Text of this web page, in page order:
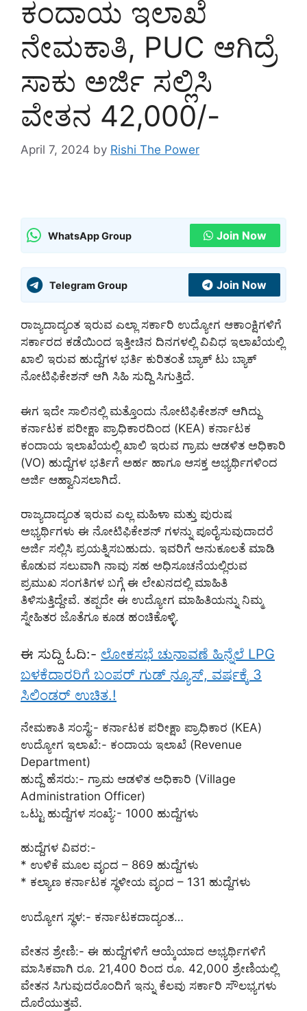
ಕಂದಾಯ ಇಲಾಖೆ
ನೇಮಕಾತಿ, PUC ಆಗಿದ್ರೆ
ಸಾಕು ಅರ್ಜಿ ಸಲ್ಲಿಸಿ
ವೇತನ 42,000/-
April 7, 2024 by Rishi The Power
WhatsApp Group Join Now
Telegram Group Join Now
ರಾಜ್ಯದಾದ್ಯಂತ ಇರುವ ಎಲ್ಲಾ ಸರ್ಕಾರಿ ಉದ್ಯೋಗ ಆಕಾಂಕ್ಷಿಗಳಿಗೆ
ಸರ್ಕಾರದ ಕಡೆಯಿಂದ ಇತ್ತೀಚಿನ ದಿನಗಳಲ್ಲಿ ವಿವಿಧ ಇಲಾಖೆಯಲ್ಲಿ
ಖಾಲಿ ಇರುವ ಹುದ್ದೆಗಳ ಭರ್ತಿ ಕುರಿತಂತೆ ಬ್ಯಾಕ್ ಟು ಬ್ಯಾಕ್
ನೋಟಿಫಿಕೇಶನ್ ಆಗಿ ಸಿಹಿ ಸುದ್ದಿ ಸಿಗುತ್ತಿದೆ.
ಈಗ ಇದೇ ಸಾಲಿನಲ್ಲಿ ಮತ್ತೊಂದು ನೋಟಿಫಿಕೇಶನ್ ಆಗಿದ್ದು
ಕರ್ನಾಟಕ ಪರೀಕ್ಷಾ ಪ್ರಾಧಿಕಾರದಿಂದ (KEA) ಕರ್ನಾಟಕ
ಕಂದಾಯ ಇಲಾಖೆಯಲ್ಲಿ ಖಾಲಿ ಇರುವ ಗ್ರಾಮ ಆಡಳಿತ ಅಧಿಕಾರಿ
(VO) ಹುದ್ದೆಗಳ ಭರ್ತಿಗೆ ಅರ್ಹ ಹಾಗೂ ಆಸಕ್ತ ಅಭ್ಯರ್ಥಿಗಳಿಂದ
ಅರ್ಜಿ ಆಹ್ವಾನಿಸಲಾಗಿದೆ.
ರಾಜ್ಯದಾದ್ಯಂತ ಇರುವ ಎಲ್ಲ ಮಹಿಳಾ ಮತ್ತು ಪುರುಷ
ಅಭ್ಯರ್ಥಿಗಳು ಈ ನೋಟಿಫಿಕೇಶನ್ ಗಳನ್ನು ಪೂರೈಸುವುದಾದರೆ
ಅರ್ಜಿ ಸಲ್ಲಿಸಿ ಪ್ರಯತ್ನಿಸಬಹುದು. ಇವರಿಗೆ ಅನುಕೂಲತೆ ಮಾಡಿ
ಕೊಡುವ ಸಲುವಾಗಿ ನಾವು ಸಹ ಅಧಿಸೂಚನೆಯಲ್ಲಿರುವ
ಪ್ರಮುಖ ಸಂಗತಿಗಳ ಬಗ್ಗೆ ಈ ಲೇಖನದಲ್ಲಿ ಮಾಹಿತಿ
ತಿಳಿಸುತ್ತಿದ್ದೇವೆ. ತಪ್ಪದೇ ಈ ಉದ್ಯೋಗ ಮಾಹಿತಿಯನ್ನು ನಿಮ್ಮ
ಸ್ನೇಹಿತರ ಜೊತೆಗೂ ಕೂಡ ಹಂಚಿಕೊಳ್ಳಿ.
ಈ ಸುದ್ದಿ ಓದಿ:- ಲೋಕಸಭೆ ಚುನಾವಣೆ ಹಿನ್ನೆಲೆ LPG
ಬಳಕೆದಾರರಿಗೆ ಬಂಪರ್ ಗುಡ್ ನ್ಯೂಸ್, ವರ್ಷಕ್ಕೆ 3
ಸಿಲಿಂಡರ್ ಉಚಿತ.!
ನೇಮಕಾತಿ ಸಂಸ್ಥೆ:- ಕರ್ನಾಟಕ ಪರೀಕ್ಷಾ ಪ್ರಾಧಿಕಾರ (KEA)
ಉದ್ಯೋಗ ಇಲಾಖೆ:- ಕಂದಾಯ ಇಲಾಖೆ (Revenue
Department)
ಹುದ್ದೆ ಹೆಸರು:- ಗ್ರಾಮ ಆಡಳಿತ ಅಧಿಕಾರಿ (Village
Administration Officer)
ಒಟ್ಟು ಹುದ್ದೆಗಳ ಸಂಖ್ಯೆ:- 1000 ಹುದ್ದೆಗಳು
ಹುದ್ದೆಗಳ ವಿವರ:-
* ಉಳಿಕೆ ಮೂಲ ವೃಂದ – 869 ಹುದ್ದೆಗಳು
* ಕಲ್ಯಾಣ ಕರ್ನಾಟಕ ಸ್ಥಳೀಯ ವೃಂದ – 131 ಹುದ್ದೆಗಳು
ಉದ್ಯೋಗ ಸ್ಥಳ:- ಕರ್ನಾಟಕದಾದ್ಯಂತ…
ವೇತನ ಶ್ರೇಣಿ:- ಈ ಹುದ್ದೆಗಳಿಗೆ ಆಯ್ಕೆಯಾದ ಅಭ್ಯರ್ಥಿಗಳಿಗೆ
ಮಾಸಿಕವಾಗಿ ರೂ. 21,400 ರಿಂದ ರೂ. 42,000 ಶ್ರೇಣಿಯಲ್ಲಿ
ವೇತನ ಸಿಗುವುದರೊಂದಿಗೆ ಇನ್ನು ಕೆಲವು ಸರ್ಕಾರಿ ಸೌಲಭ್ಯಗಳು
ದೊರೆಯುತ್ತವೆ.